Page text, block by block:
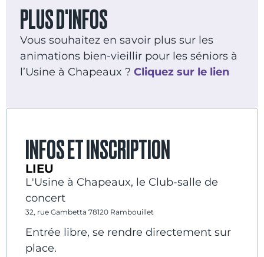
PLUS D'INFOS
Vous souhaitez en savoir plus sur les
animations bien-vieillir pour les séniors à
l’Usine à Chapeaux ? Cliquez sur le lien
INFOS ET INSCRIPTION
LIEU
L'Usine à Chapeaux, le Club-salle de
concert
32, rue Gambetta 78120 Rambouillet
Entrée libre, se rendre directement sur
place.